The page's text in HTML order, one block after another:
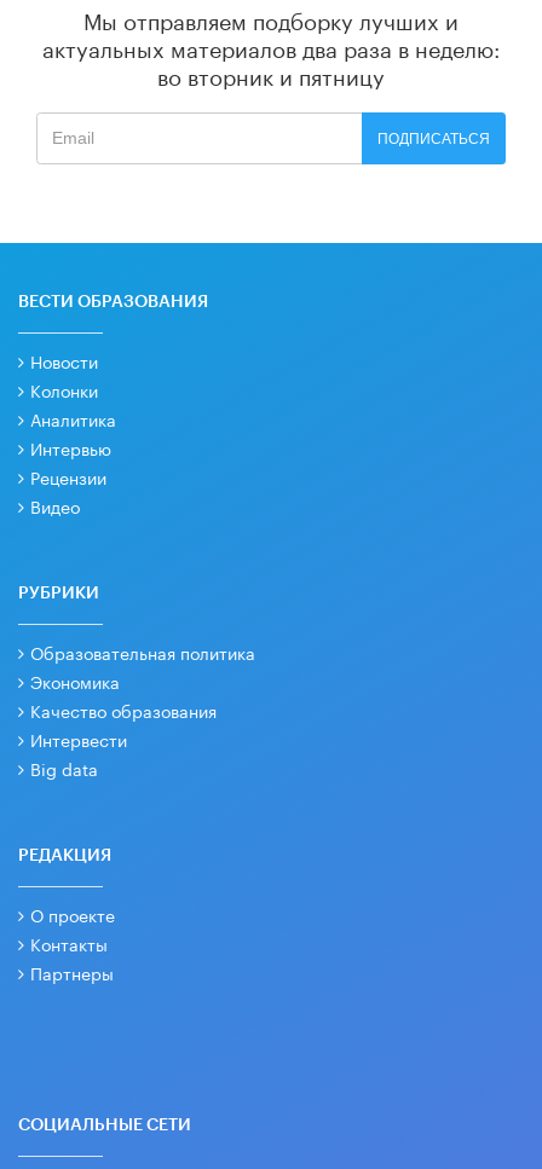
Мы отправляем подборку лучших и
актуальных материалов два раза в неделю:
во вторник и пятницу
ПОДПИСАТЬСЯ
ВЕСТИ ОБРАЗОВАНИЯ
Новости
Колонки
Аналитика
Интервью
Рецензии
Видео
РУБРИКИ
Образовательная политика
Экономика
Качество образования
Интервести
Big data
РЕДАКЦИЯ
О проекте
Контакты
Партнеры
СОЦИАЛЬНЫЕ СЕТИ